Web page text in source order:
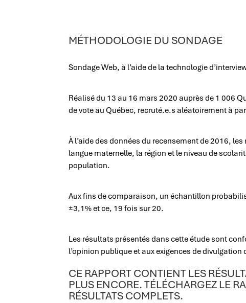
MÉTHODOLOGIE DU SONDAGE
Sondage Web, à l’aide de la technologie
Réalisé du 13 au 16 mars 2020 auprès de 1 006
de vote au Québec, recruté.e.s aléatoirement à
À l’aide des données du recensement de 2016,
langue maternelle, la région et le niveau de
population.
Aux fins de comparaison, un échantillon
±3,1% et ce, 19 fois sur 20.
Les résultats présentés dans cette étude sont
l’opinion publique et aux exigences de divulgation
CE RAPPORT CONTIENT LES
PLUS ENCORE. TÉLÉCHARGEZ LE
RÉSULTATS COMPLETS.